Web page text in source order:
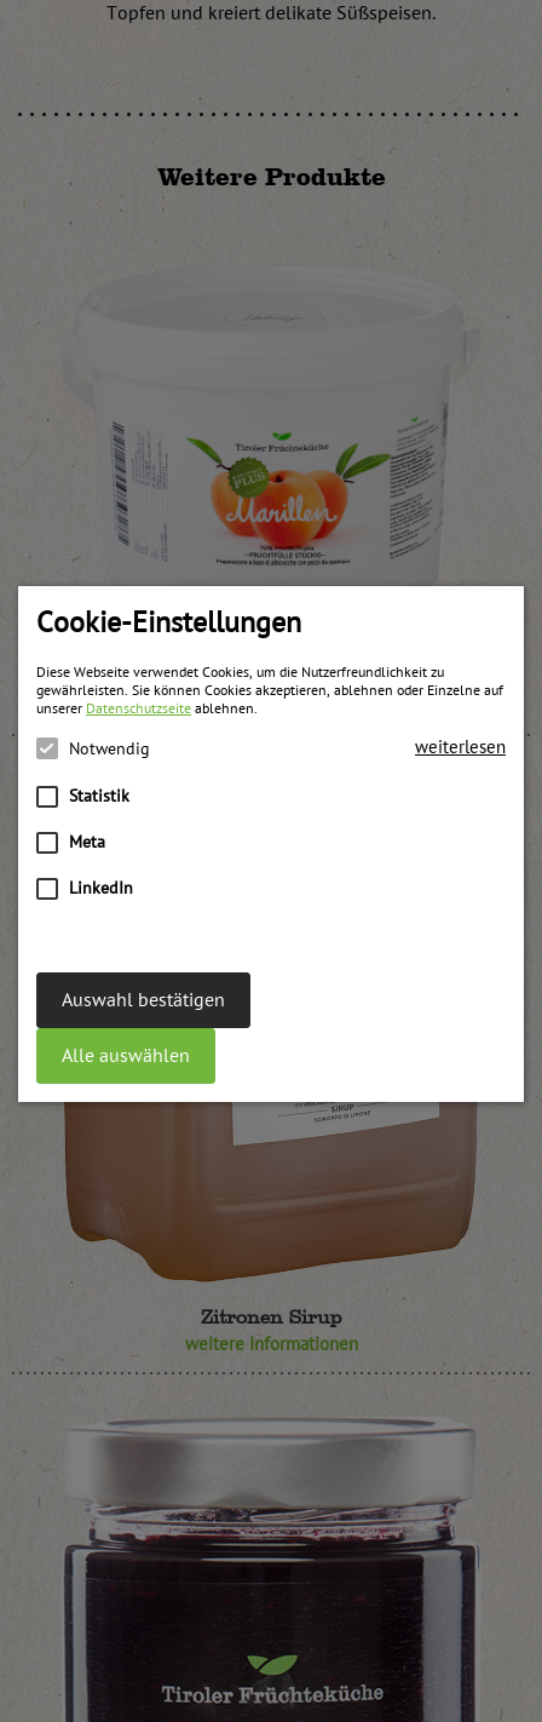
Cookie-Einstellungen
Diese Webseite verwendet Cookies, um die Nutzerfreundlichkeit zu
gewährleisten. Sie können Cookies akzeptieren, ablehnen oder Einzelne auf
unserer Datenschutzseite ablehnen.
Notwendig
Statistik
Meta
LinkedIn
weiterlesen
Auswahl bestätigen
Alle auswählen
Topfen und kreiert delikate Süßspeisen.
Weitere Produkte
weitere Informationen
Zitronen Sirup
weitere Informationen